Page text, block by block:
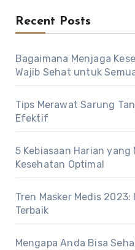
Recent Posts
Bagaimana Menjaga
Wajib Sehat untuk
Tips Merawat Sarung
Efektif
5 Kebiasaan Harian
Kesehatan Optimal
Tren Masker Medis
Terbaik
Mengapa Anda Bisa